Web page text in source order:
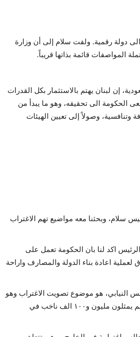
الى دولة رقمية. ولفت سلام إلى أن وزارة
المواصفات قائمة بذاتها قريباً.
إن لبنان يهتم بالاستثمار بكل القدرات
الحكومة الى تحقيقه، وهو ما يبدأ من
وتنافسية، وصولاً إلى تعيين الهيئات
سلام، وبحثنا معه مواضيع تهم الاغتراب
اكد لنا بان الحكومة تعمل على
اعادة بناء الدولة والمصارف واراحة
النيابي، هو موضوع تصويت الاغتراب وهو
شخصيا مع تصويت المغتربين اللبنانيين على ١٢٨ مقعد وليس فقط ٦ مقاعد لأنهم يمثلون مليون و١٠٠ الف ناخب في